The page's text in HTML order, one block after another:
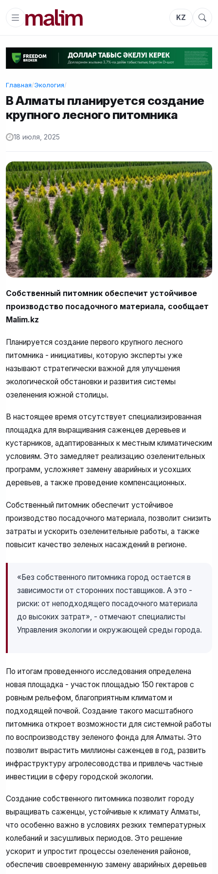
KZ
Главная/Экология/
В Алматы планируется создание
крупного лесного питомника
18 июля, 2025
Собственный питомник обеспечит устойчивое
производство посадочного материала, сообщает
Malim.kz
Планируется создание первого крупного лесного
питомника - инициативы, которую эксперты уже
называют стратегически важной для улучшения
экологической обстановки и развития системы
озеленения южной столицы.
В настоящее время отсутствует специализированная
площадка для выращивания саженцев деревьев и
кустарников, адаптированных к местным климатическим
условиям. Это замедляет реализацию озеленительных
программ, усложняет замену аварийных и усохших
деревьев, а также проведение компенсационных.
Собственный питомник обеспечит устойчивое
производство посадочного материала, позволит снизить
затраты и ускорить озеленительные работы, а также
повысит качество зеленых насаждений в регионе.
«Без собственного питомника город остается в
зависимости от сторонних поставщиков. А это -
риски: от неподходящего посадочного материала
до высоких затрат», - отмечают специалисты
Управления экологии и окружающей среды города.
По итогам проведенного исследования определена
новая площадка - участок площадью 150 гектаров с
ровным рельефом, благоприятным климатом и
подходящей почвой. Создание такого масштабного
питомника откроет возможности для системной работы
по воспроизводству зеленого фонда для Алматы. Это
позволит вырастить миллионы саженцев в год, развить
инфраструктуру агролесоводства и привлечь частные
инвестиции в сферу городской экологии.
Создание собственного питомника позволит городу
выращивать саженцы, устойчивые к климату Алматы,
что особенно важно в условиях резких температурных
колебаний и засушливых периодов. Это решение
ускорит и упростит процессы озеленения районов,
обеспечив своевременную замену аварийных деревьев